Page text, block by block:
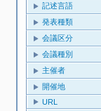
記述言語
発表種類
会議区分
会議種別
主催者
開催地
URL